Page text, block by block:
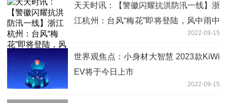
天天时讯：【警徽闪耀抗洪防汛一线】浙
江杭州：台风“梅花”即将登陆，风中雨中
2022-09-15
世界观焦点：小身材大智慧 2023款KiWi
EV将于今日上市
2022-09-15